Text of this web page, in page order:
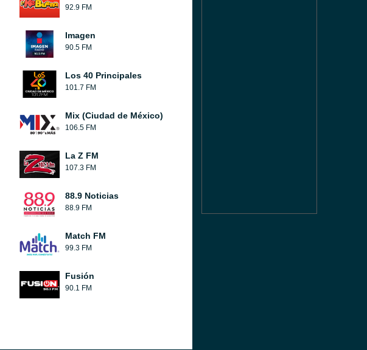
92.9 FM
Imagen
90.5 FM
Los 40 Principales
101.7 FM
Mix (Ciudad de México)
106.5 FM
La Z FM
107.3 FM
88.9 Noticias
88.9 FM
Match FM
99.3 FM
Fusión
90.1 FM